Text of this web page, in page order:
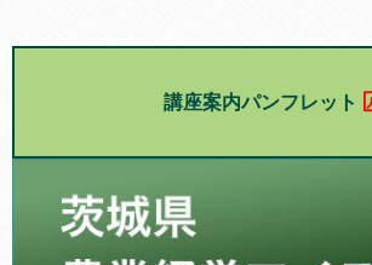
講座案内パンフレット